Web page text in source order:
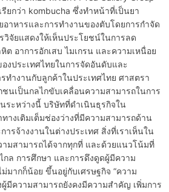
ยกว่า kombucha ซึ่งทำหน้าที่เป็นยา
อาหารและการทำงานของตับโดยการกำจัด
วิจัยแสดงให้เห็นประโยชน์ในการลด
ต อาการอักเสบ ไมเกรน และความเหนื่อย
งประเทศไทยในการจัดอันดับและ
ทำงานกับลูกค้าในประเทศไทย ศาสตรา
ชนเป็นกลไกขับเคลื่อนความสามารถในการ
ระหว่างนี้ บริษัทที่ดำเนินธุรกิจใน
างเติมเต็มช่องว่างที่มีความสามารถด้าน
รจ้างงานในต่างประเทศ สิ่งที่เราเห็นใน
มสามารถได้จากทุกที่ และด้วยแนวโน้มที่
กล การศึกษา และการดึงดูดผู้มีความ
มากก็น้อย ขึ้นอยู่กับเศรษฐกิจ “ความ
มีความสามารถยังคงมีความสำคัญ เพิ่มการ